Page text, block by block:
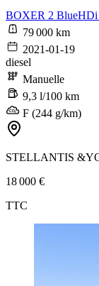
BOXER 2 BlueHDi
79 000 km
2021-01-19
diesel
Manuelle
9,3 l/100 km
F (244 g/km)
STELLANTIS
18 000 €
TTC